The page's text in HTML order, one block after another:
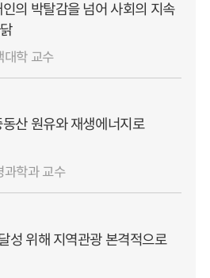
의 박탈감을 넘어 사회의 지속
대학 교수
산 원유와 재생에너지로
과학과 교수
성 위해 지역관광 본격적으로